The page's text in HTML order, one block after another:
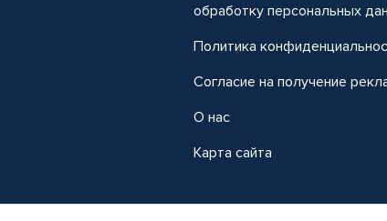
обработку персональных
Политика
Согласие на получение
О нас
Карта сайта